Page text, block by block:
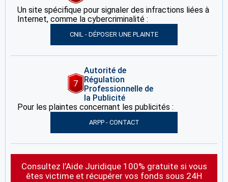
Un site spécifique pour signaler des infractions liées à
Internet, comme la cybercriminalité :
CNIL - DÉPOSER UNE PLAINTE
7
Autorité de
Régulation
Professionnelle de
la Publicité
Pour les plaintes concernant les publicités :
ARPP - CONTACT
Consultez l’Aide Juridique 100% gratuite si vous
êtes victime et récupérer vos fonds sous 24H